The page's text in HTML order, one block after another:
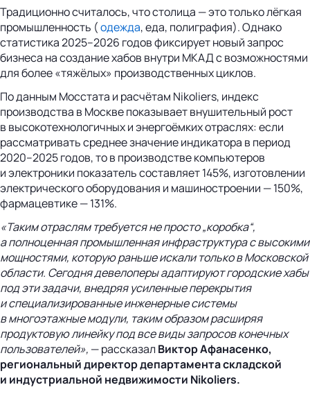
Традиционно считалось, что столица — это только лёгкая
промышленность (одежда, еда, полиграфия). Однако
статистика 2025–2026 годов фиксирует новый запрос
бизнеса на создание хабов внутри МКАД с возможностями
для более «тяжёлых» производственных циклов.
По данным Мосстата и расчётам Nikoliers, индекс
производства в Москве показывает внушительный рост
в высокотехнологичных и энергоёмких отраслях: если
рассматривать среднее значение индикатора в период
2020–2025 годов, то в производстве компьютеров
и электроники показатель составляет 145%, изготовлении
электрического оборудования и машиностроении — 150%,
фармацевтике — 131%.
«Таким отраслям требуется не просто „коробка“,
а полноценная промышленная инфраструктура с высокими
мощностями, которую раньше искали только в Московской
области. Сегодня девелоперы адаптируют городские хабы
под эти задачи, внедряя усиленные перекрытия
и специализированные инженерные системы
в многоэтажные модули, таким образом расширяя
продуктовую линейку под все виды запросов конечных
пользователей», — рассказал Виктор Афанасенко,
региональный директор департамента складской
и индустриальной недвижимости Nikoliers.